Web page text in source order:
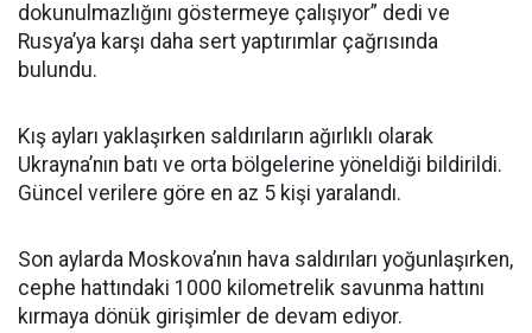
dokunulmazlığını göstermeye çalışıyor” dedi ve
Rusya’ya karşı daha sert yaptırımlar çağrısında
bulundu.
Kış ayları yaklaşırken saldırıların ağırlıklı olarak
Ukrayna’nın batı ve orta bölgelerine yöneldiği bildirildi.
Güncel verilere göre en az 5 kişi yaralandı.
Son aylarda Moskova’nın hava saldırıları yoğunlaşırken,
cephe hattındaki 1000 kilometrelik savunma hattını
kırmaya dönük girişimler de devam ediyor.